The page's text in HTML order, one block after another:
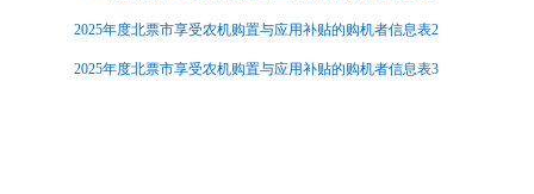
2025年度北票市享受农机购置与应用补贴的购机者信息表2
2025年度北票市享受农机购置与应用补贴的购机者信息表3